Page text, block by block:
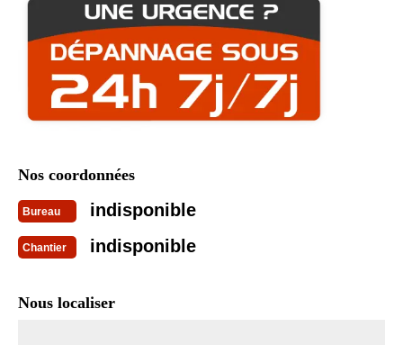
Nos coordonnées
Bureau indisponible
Chantier indisponible
Nous localiser